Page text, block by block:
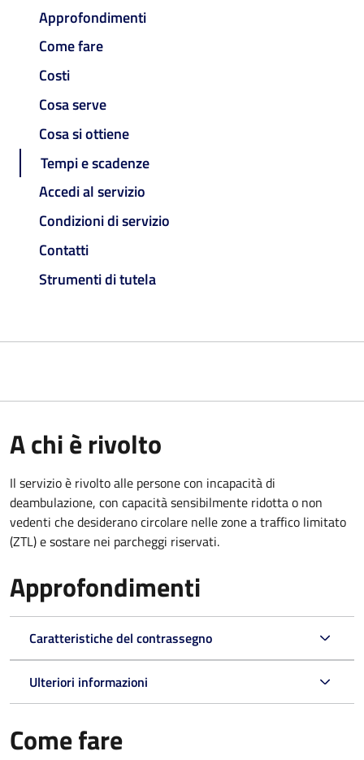
Approfondimenti
Come fare
Costi
Cosa serve
Cosa si ottiene
Tempi e scadenze
Accedi al servizio
Condizioni di servizio
Contatti
Strumenti di tutela
A chi è rivolto
Il servizio è rivolto alle persone con incapacità di
deambulazione, con capacità sensibilmente ridotta o non
vedenti che desiderano circolare nelle zone a traffico limitato
(ZTL) e sostare nei parcheggi riservati.
Approfondimenti
Caratteristiche del contrassegno
Ulteriori informazioni
Come fare